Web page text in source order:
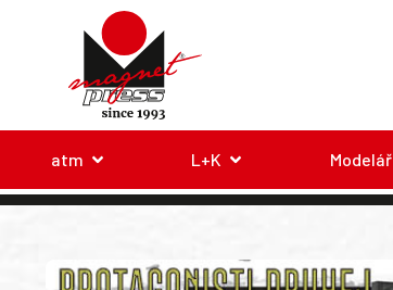
atm L+K Modelář